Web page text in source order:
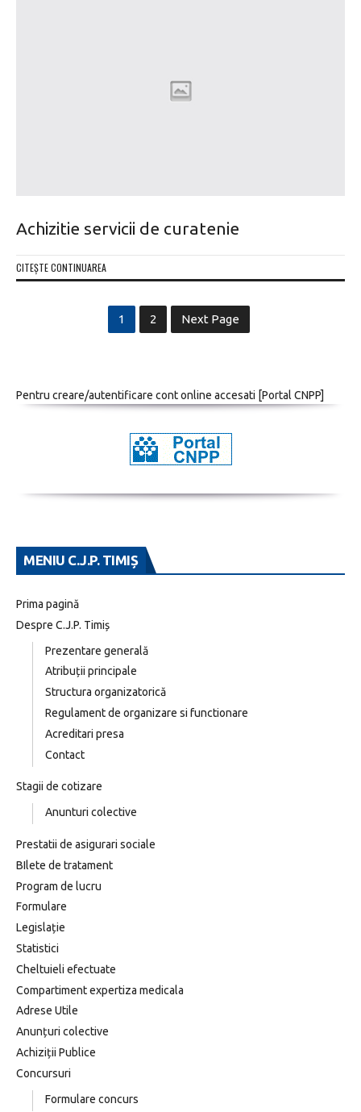
Achizitie servicii de curatenie
CITEȘTE CONTINUAREA
1 2 Next Page
Pentru creare/autentificare cont online accesati [Portal CNPP]
MENIU C.J.P. TIMIȘ
Prima pagină
Despre C.J.P. Timiș
Prezentare generală
Atribuții principale
Structura organizatorică
Regulament de organizare si functionare
Acreditari presa
Contact
Stagii de cotizare
Anunturi colective
Prestatii de asigurari sociale
BIlete de tratament
Program de lucru
Formulare
Legislație
Statistici
Cheltuieli efectuate
Compartiment expertiza medicala
Adrese Utile
Anunțuri colective
Achiziții Publice
Concursuri
Formulare concurs